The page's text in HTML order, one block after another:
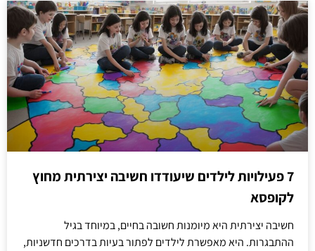
7 פעילויות לילדים שיעודדו חשיבה יצירתית מחוץ
לקופסא
חשיבה יצירתית היא מיומנות חשובה בחיים, במיוחד בגיל
ההתבגרות. היא מאפשרת לילדים לפתור בעיות בדרכים חדשניות,